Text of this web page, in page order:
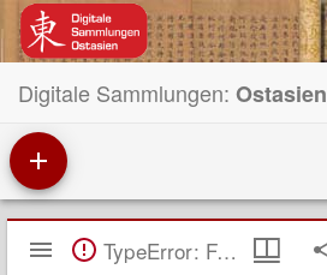
Digitale Sammlungen: Ostasien
Mirador
Viewer TypeError: Failed to fetch